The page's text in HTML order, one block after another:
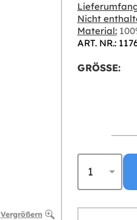
Vergrößern
Nicht
Material:
ART. NR.:
GRÖSSE: